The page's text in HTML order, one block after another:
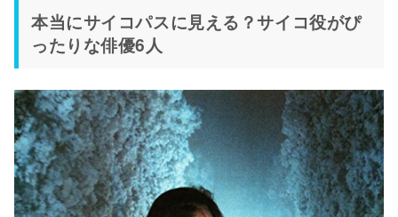
本当にサイコパスに見える？サイコ役がぴ
ったりな俳優6人